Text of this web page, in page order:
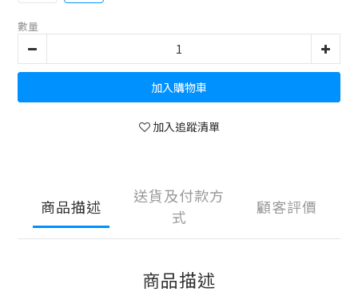
數量
加入購物車
加入追蹤清單
商品描述
送貨及付款方
式
顧客評價
商品描述